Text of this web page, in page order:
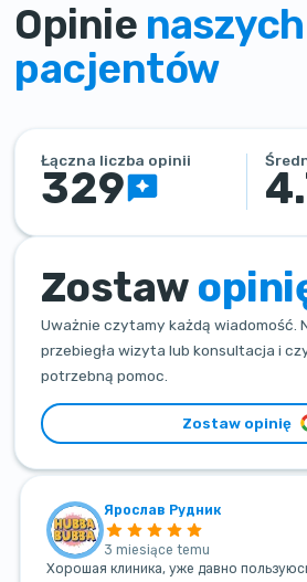
Opinie naszych
pacjentów
Łączna liczba opinii
329
Zostaw
Uważnie czytamy każdą wiadomość.
przebiegła wizyta lub konsultacja i
potrzebną pomoc.
Zostaw opinię
Ярослав Рудник
3 miesiące temu
Хорошая клиника, уже давно